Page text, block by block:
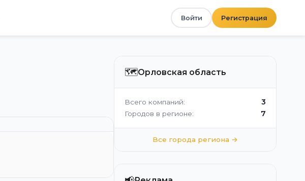
Войти Регистрация
🗺️Орловская область
Всего компаний: 3
Городов в регионе: 7
Все города региона →